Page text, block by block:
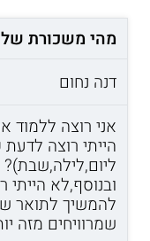
מהי משכורת
דנה נחום
אני רוצה ללמוד
הייתי רוצה
ליום,לילה,שבת)?
ובנוסף,לא
להמשיך לתואר
שמרוויחים מזה